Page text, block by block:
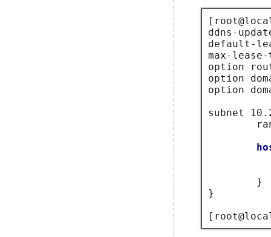
ddns-
default-
max-
option
option
option
subnet
        }
}